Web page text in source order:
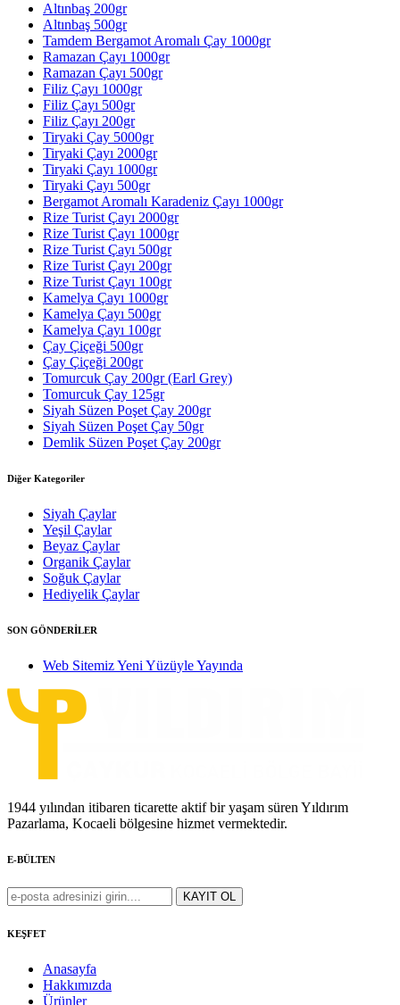
Altınbaş 200gr
Altınbaş 500gr
Tamdem Bergamot Aromalı Çay 1000gr
Ramazan Çayı 1000gr
Ramazan Çayı 500gr
Filiz Çayı 1000gr
Filiz Çayı 500gr
Filiz Çayı 200gr
Tiryaki Çay 5000gr
Tiryaki Çayı 2000gr
Tiryaki Çayı 1000gr
Tiryaki Çayı 500gr
Bergamot Aromalı Karadeniz Çayı 1000gr
Rize Turist Çayı 2000gr
Rize Turist Çayı 1000gr
Rize Turist Çayı 500gr
Rize Turist Çayı 200gr
Rize Turist Çayı 100gr
Kamelya Çayı 1000gr
Kamelya Çayı 500gr
Kamelya Çayı 100gr
Çay Çiçeği 500gr
Çay Çiçeği 200gr
Tomurcuk Çay 200gr (Earl Grey)
Tomurcuk Çay 125gr
Siyah Süzen Poşet Çay 200gr
Siyah Süzen Poşet Çay 50gr
Demlik Süzen Poşet Çay 200gr
Diğer Kategoriler
Siyah Çaylar
Yeşil Çaylar
Beyaz Çaylar
Organik Çaylar
Soğuk Çaylar
Hediyelik Çaylar
SON GÖNDERİLER
Web Sitemiz Yeni Yüzüyle Yayında
1944 yılından itibaren ticarette aktif bir yaşam süren Yıldırım
Pazarlama, Kocaeli bölgesine hizmet vermektedir.
E-BÜLTEN
KEŞFET
Anasayfa
Hakkımızda
Ürünler